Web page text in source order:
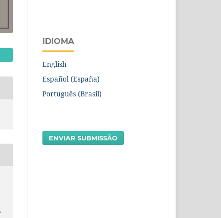
IDIOMA
English
Español (España)
Português (Brasil)
ENVIAR SUBMISSÃO